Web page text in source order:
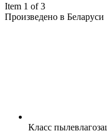
Item 1 of 3
Произведено в Беларуси
Класс